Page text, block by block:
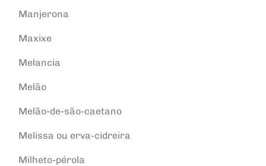
Manjerona
Maxixe
Melancia
Melão
Melão-de-são-caetano
Melissa ou erva-cidreira
Milheto-pérola